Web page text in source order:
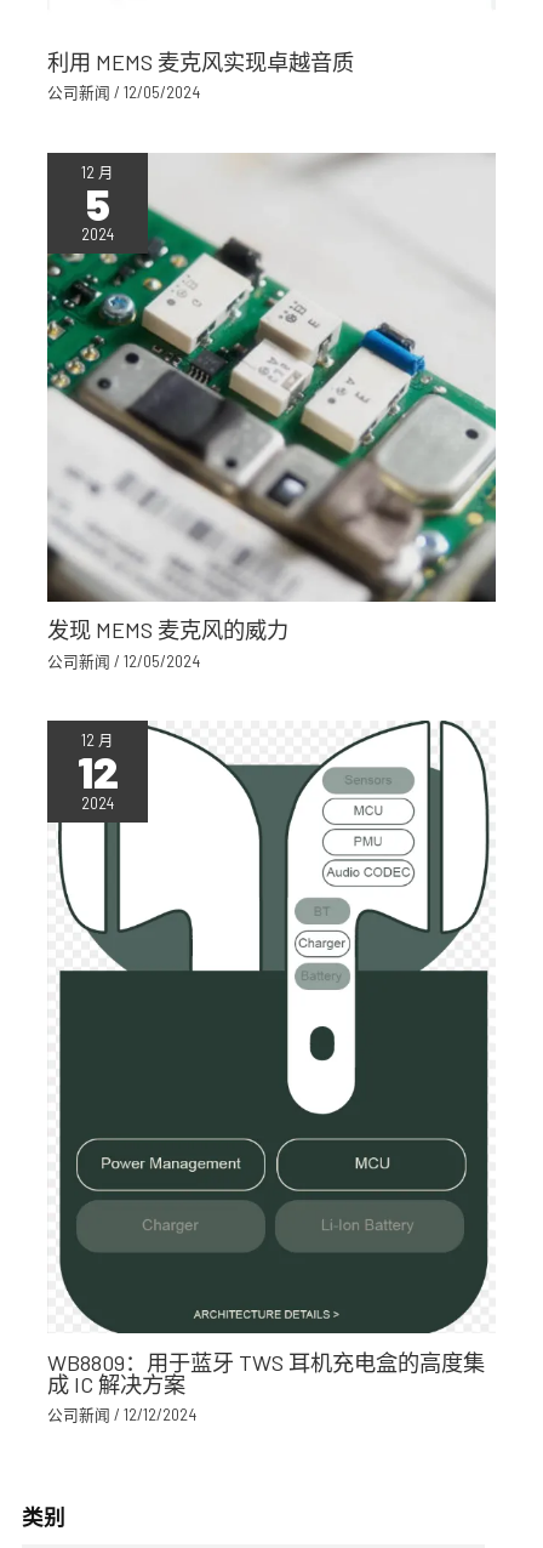
利用 MEMS 麦克风实现卓越音质
公司新闻 /12/05/2024
12 月
5
2024
发现 MEMS 麦克风的威力
公司新闻 /12/05/2024
12 月
12
2024
WB8809：用于蓝牙 TWS 耳机充电盒的高度集
成 IC 解决方案
公司新闻 /12/12/2024
类别